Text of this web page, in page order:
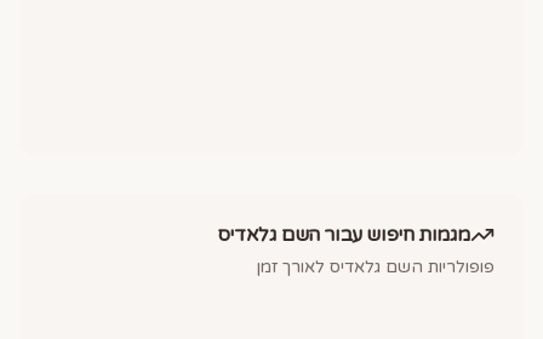
מגמות חיפוש עבור השם גלאדיס
פופולריות השם גלאדיס לאורך זמן